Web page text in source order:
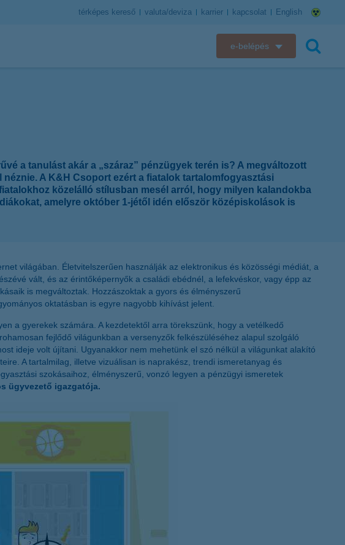
térképes kereső valuta/deviza karrier kapcsolat English
e-belépés
K&H web Electra
K&H Biztosító ügyfélportál
K&H token megújítás
a tanulást akár a „száraz” pénzügyek terén is? A megváltozott
A K&H Csoport ezért a fiatalok tartalomfogyasztási
közelálló stílusban mesél arról, hogy milyen kalandokba
amelyre október 1-jétől idén először középiskolások is
világában. Életvitelszerűen használják az elektronikus és közösségi médiát, a
vált, és az érintőképernyők a családi ebédnél, a lefekvéskor, vagy épp az
is megváltoztak. Hozzászoktak a gyors és élményszerű
oktatásban is egyre nagyobb kihívást jelent.
a gyerekek számára. A kezdetektől arra törekszünk, hogy a vetélkedő
fejlődő világunkban a versenyzők felkészüléséhez alapul szolgáló
ideje volt újítani. Ugyanakkor nem mehetünk el szó nélkül a világunkat alakító
A tartalmilag, illetve vizuálisan is naprakész, trendi ismeretanyag és
szokásaihoz, élményszerű, vonzó legyen a pénzügyi ismeretek
ügyvezető igazgatója.